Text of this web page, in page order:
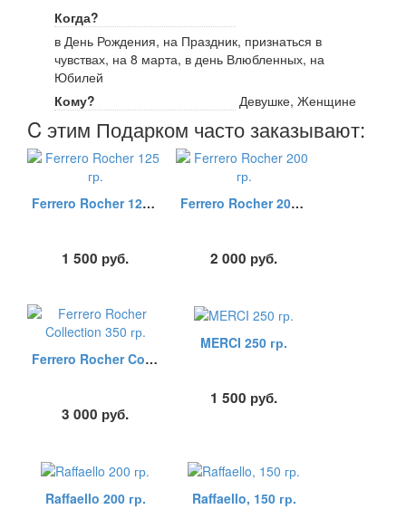
Когда?
в День Рождения, на Праздник, признаться в
чувствах, на 8 марта, в день Влюбленных, на
Юбилей
Кому?
Девушке, Женщине
C этим Подарком часто заказывают:
Ferrero Rocher 125 гр.
1 500 руб.
Ferrero Rocher 200 гр.
2 000 руб.
Ferrero Rocher Collection 350 гр.
3 000 руб.
MERCI 250 гр.
1 500 руб.
Raffaello 200 гр. Raffaello, 150 гр.